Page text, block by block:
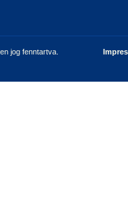
jog fenntartva.